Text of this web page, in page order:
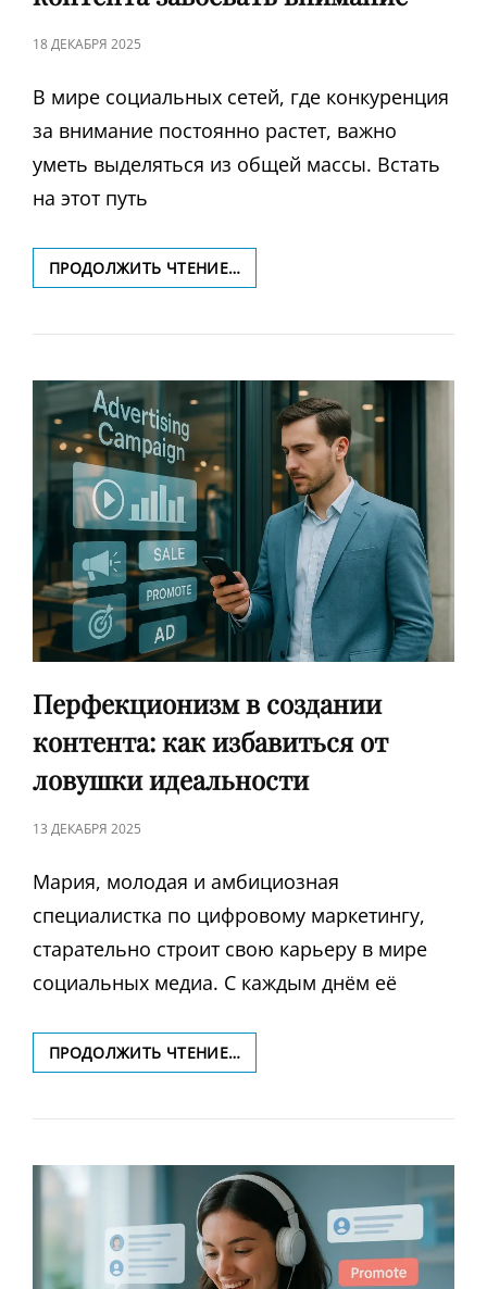
ЗАПИСЬ
18 ДЕКАБРЯ 2025
В мире социальных сетей, где конкуренция
за внимание постоянно растет, важно
уметь выделяться из общей массы. Встать
на этот путь
ПРОДОЛЖИТЬ ЧТЕНИЕ…НЕОЧЕВИДНЫЕ
ПОДХОДЫ
СОЦИАЛЬНЫХ
КАК
ПОМОЩЬЮ
НЕСТАНДАРТНОГО
КОНТЕНТА
ЗАВОЕВАТЬ
ВНИМАНИЕ
Перфекционизм в создании
контента: как избавиться от
ловушки идеальности
ЗАПИСЬ
13 ДЕКАБРЯ 2025
Мария, молодая и амбициозная
специалистка по цифровому маркетингу,
старательно строит свою карьеру в мире
социальных медиа. С каждым днём её
ПРОДОЛЖИТЬ ЧТЕНИЕ…ПЕРФЕКЦИОНИЗМ
В
КОНТЕНТА:
ИЗБАВИТЬСЯ
ОТ
ЛОВУШКИ
ИДЕАЛЬНОСТИ